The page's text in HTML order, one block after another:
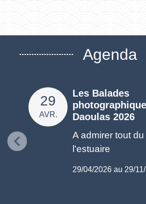
Agenda
29
AVR.
Les Balades
Daoulas 2026
A admirer tout
l'estuaire
29/04/2026 au 29/